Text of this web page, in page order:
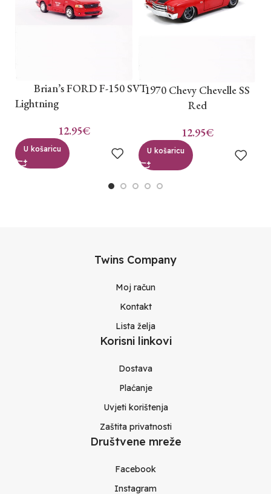
Brian’s FORD F-150 SVT
Lightning
12.95€
U košaricu
1970 Chevy Chevelle SS
Red
12.95€
U košaricu
Twins Company
Moj račun
Kontakt
Lista želja
Korisni linkovi
Dostava
Plaćanje
Uvjeti korištenja
Zaštita privatnosti
Društvene mreže
Facebook
Instagram